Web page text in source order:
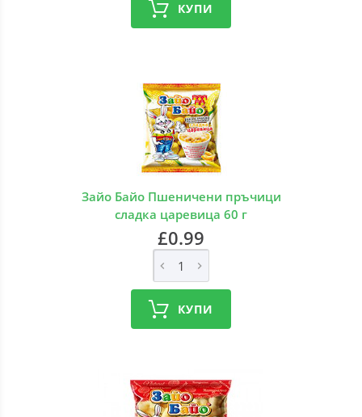
КУПИ
Зайо Байо Пшеничени пръчици
сладка царевица 60 г
£0.99
КУПИ